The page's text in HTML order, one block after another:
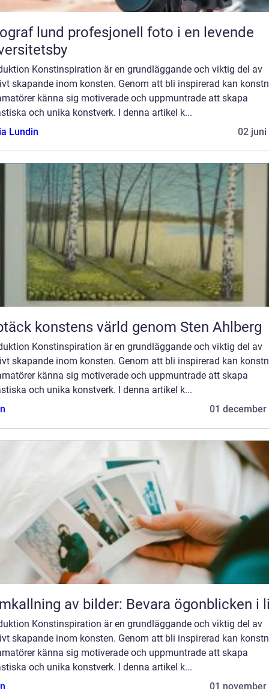
profesjonell foto i en levende
Konstinspiration är en grundläggande och viktig del av
skapande inom konsten. Genom att bli inspirerad kan
känna sig motiverade och uppmuntrade att skapa
och unika konstverk. I denna artikel k...
Lundin
02 juni
konstens värld genom Sten Ahlberg
Konstinspiration är en grundläggande och viktig del av
skapande inom konsten. Genom att bli inspirerad kan
känna sig motiverade och uppmuntrade att skapa
och unika konstverk. I denna artikel k...
01 december
av bilder: Bevara ögonblicken i
Konstinspiration är en grundläggande och viktig del av
skapande inom konsten. Genom att bli inspirerad kan
känna sig motiverade och uppmuntrade att skapa
och unika konstverk. I denna artikel k...
01 november